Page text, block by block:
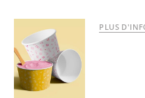
PLUS